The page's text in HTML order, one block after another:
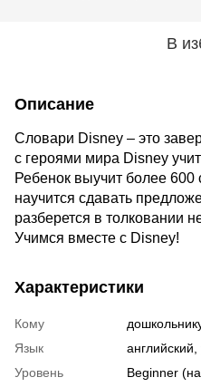
В
Описание
Словари Disney – это
с героями мира Disney
Ребенок выучит более 600
научится сдавать
разберется в толковании
Учимся вместе с Disney!
Характеристики
Кому
Язык
английский,
Уровень
Beginner